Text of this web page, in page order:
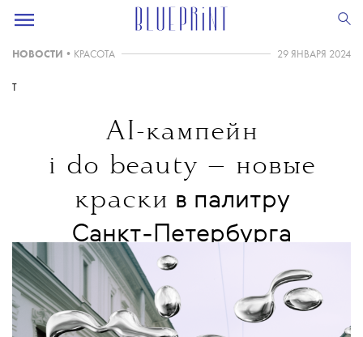
НОВОСТИ • КРАСОТА 29 ЯНВАРЯ 2024
T
AI-кампейн
i do beauty — новые
краски в палитру
Санкт-Петербурга